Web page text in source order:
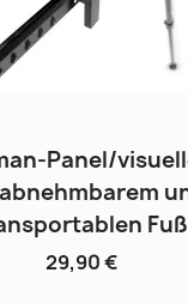
Panel/
Fuß
29,90 €